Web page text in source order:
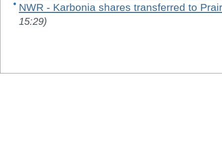
NWR - Karbonia shares transferred to
15:29)